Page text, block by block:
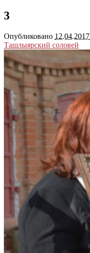
3
Опубликовано 12.04.2017
Ташлыярский соловей